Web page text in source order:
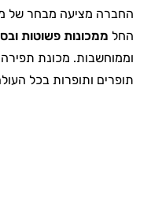
החברה מציעה מבחר של
החל ממכונות פשוטות
וממוחשבות. מכונת
תופרים ותופרות בכל